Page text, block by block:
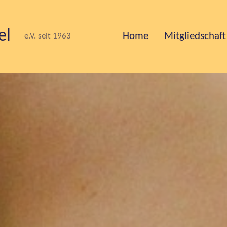
e.V. seit 1963 Home Mitgliedschaft